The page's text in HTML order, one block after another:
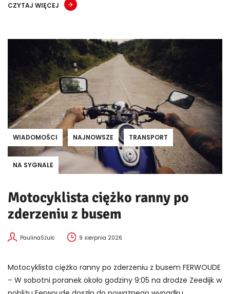
CZYTAJ WIĘCEJ
WIADOMOŚCI NAJNOWSZE TRANSPORT
NA SYGNALE
Motocyklista ciężko ranny po
zderzeniu z busem
PaulinaSzulc 9 sierpnia 2026
Motocyklista ciężko ranny po zderzeniu z busem FERWOUDE
– W sobotni poranek około godziny 9:05 na drodze Zeedijk w